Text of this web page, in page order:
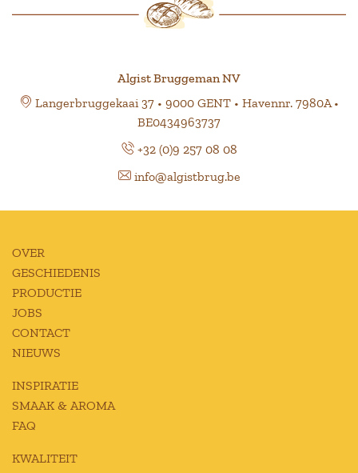
Algist Bruggeman NV
Langerbruggekaai 37 • 9000 GENT • Havennr. 7980A •
BE0434963737
+32 (0)9 257 08 08
info@algistbrug.be
OVER
GESCHIEDENIS
PRODUCTIE
JOBS
CONTACT
NIEUWS
INSPIRATIE
SMAAK & AROMA
FAQ
KWALITEIT